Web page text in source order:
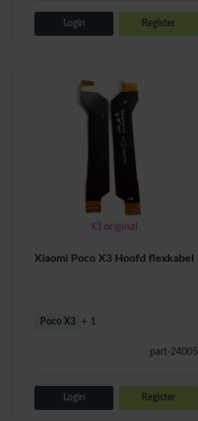
Login Register
Xiaomi Poco X3 Hoofd flexkabel
part-24005
Poco X3 + 1
Login Register